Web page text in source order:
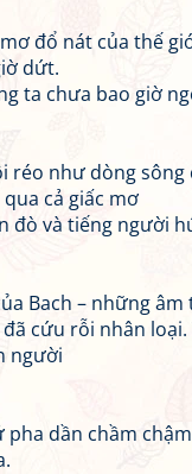
đổ nát của thế
dứt.
ta chưa bao giờ
réo như dòng sông
cả giấc mơ
đò và tiếng người
Bach – những
cứu rỗi nhân
người
pha dần chầm